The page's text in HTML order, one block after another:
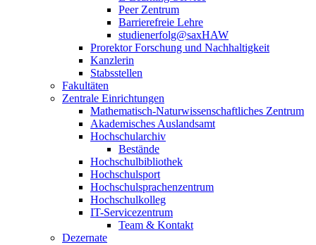
Peer Zentrum
Barrierefreie Lehre
studienerfolg@saxHAW
Prorektor Forschung und Nachhaltigkeit
Kanzlerin
Stabsstellen
Fakultäten
Zentrale Einrichtungen
Mathematisch-Naturwissenschaftliches Zentrum
Akademisches Auslandsamt
Hochschularchiv
Bestände
Hochschulbibliothek
Hochschulsport
Hochschulsprachenzentrum
Hochschulkolleg
IT-Servicezentrum
Team & Kontakt
Dezernate